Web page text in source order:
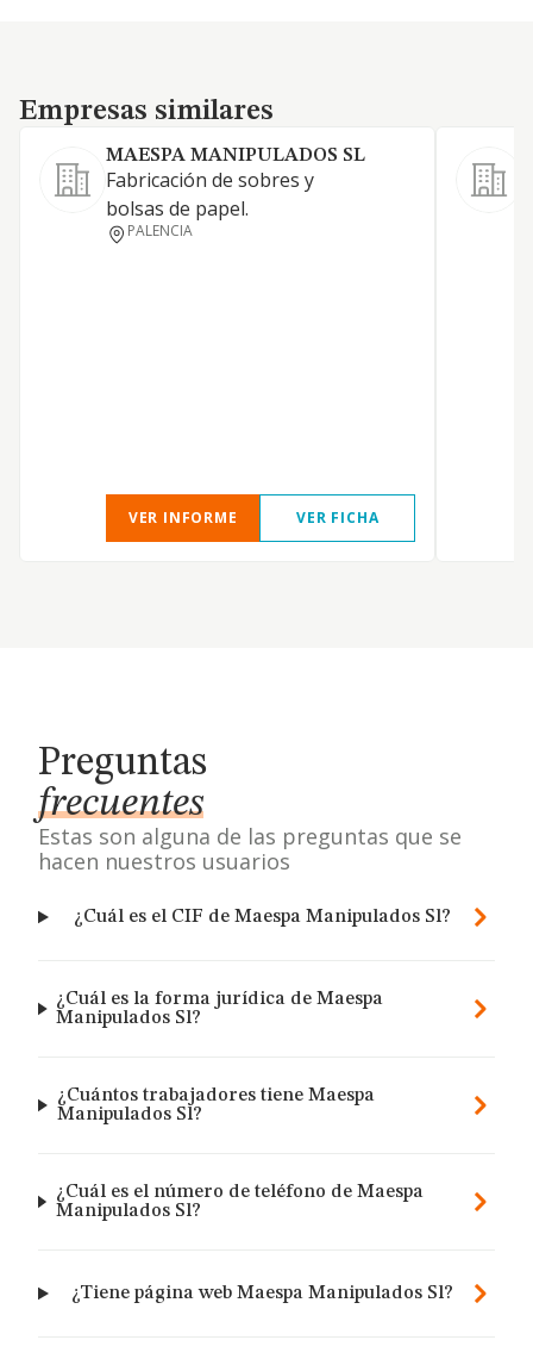
Empresas similares
Empresas similares
MAESPA MANIPULADOS SL
Fabricación de sobres y
bolsas de papel.
PALENCIA
VER INFORME VER FICHA
Preguntas
frecuentes
Estas son alguna de las preguntas que se
hacen nuestros usuarios
¿Cuál es el CIF de Maespa Manipulados Sl?
¿Cuál es la forma jurídica de Maespa
Manipulados Sl?
¿Cuántos trabajadores tiene Maespa
Manipulados Sl?
¿Cuál es el número de teléfono de Maespa
Manipulados Sl?
¿Tiene página web Maespa Manipulados Sl?